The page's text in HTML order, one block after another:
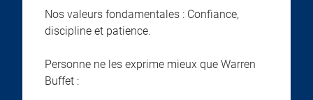
Nos valeurs fondamentales : Confiance,
discipline et patience.
Personne ne les exprime mieux que Warren
Buffet :